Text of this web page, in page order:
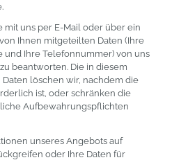
mit uns per E-Mail oder über ein
Ihnen mitgeteilten Daten (Ihre
und Ihre Telefonnummer) von uns
beantworten. Die in diesem
löschen wir, nachdem die
ist, oder schränken die
Aufbewahrungspflichten
unseres Angebots auf
oder Ihre Daten für